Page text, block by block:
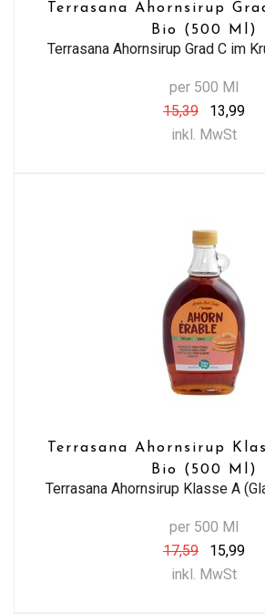
Terrasana Ahornsirup
Bio (500 Ml)
Terrasana Ahornsirup Grad C im
per 500 Ml
15,39
13,99
inkl. MwSt
Terrasana Ahornsirup
Bio (500 Ml)
Terrasana Ahornsirup Klasse A
per 500 Ml
17,59
15,99
inkl. MwSt